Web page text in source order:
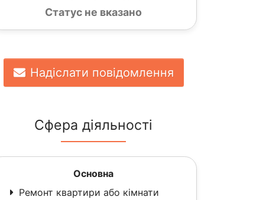
Статус не вказано
Надіслати повідомлення
Сфера діяльності
Основна
Ремонт квартири або кімнати